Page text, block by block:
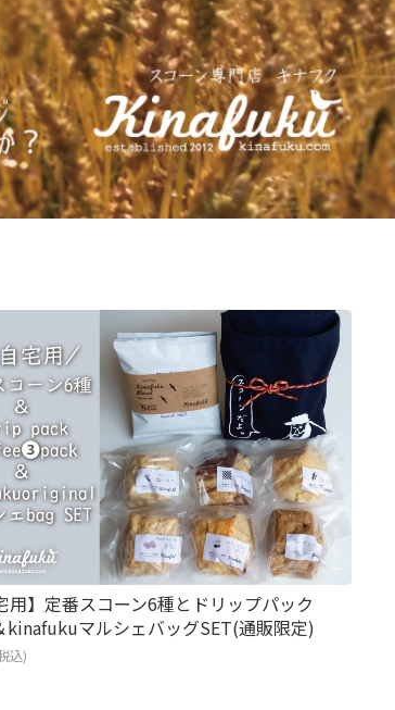
用】定番スコーン6種とドリップパック
kinafukuマルシェバッグSET(通販限定)
込)